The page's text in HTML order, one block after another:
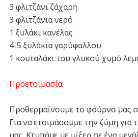
3 φλιτζάνι ζάχαρη
3 φλιτζάνια νερό
1 ξυλάκι κανέλας
4-5 ξυλάκια γαρύφαλλου
1 κουταλάκι του γλυκού χυμό
Προετοιμασία:
Προθερμαίνουμε το φούρνο μας
Για να ετοιμάσουμε την ζύμη για